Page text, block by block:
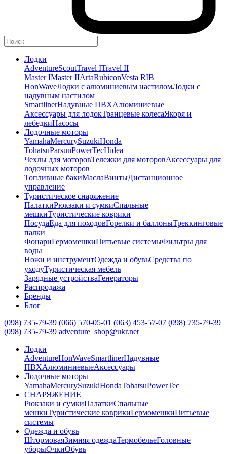
Лодки
AdventureScoutTravel ITravel II
Master IMaster IIArtaRubiconVesta RIB
HonWaveЛодки с алюминиевым настиломЛодки с
надувным настилом
SmartlinerНадувные ПВХАлюминиевые
Аксессуары для лодокТранцевые колесаЯкоря и
лебедкиНасосы
Лодочные моторы
YamahaMercurySuzukiHonda
TohatsuParsunPowerTecHidea
Чехлы для моторовТележки для моторовАксессуары для
лодочных моторов
Топливные бакиМаслаВинтыДистанционное
управление
Туристическое снаряжение
ПалаткиРюкзаки и сумкиСпальные
мешкиТуристические коврики
ПосудаЕда для походовГорелки и баллоныТреккинговые
палки
ФонариГермомешкиПитьевые системыФильтры для
воды
Ножи и инструментОдежда и обувьСредства по
уходуТуристическая мебель
Зарядные устройстваГенераторы
Распродажа
Бренды
Блог
(098) 735-79-39 (066) 570-05-01 (063) 453-57-07 (098) 735-79-39
(098) 735-79-39 adventure_shop@ukr.net
Лодки
AdventureHonWaveSmartlinerНадувные
ПВХАлюминиевыеАксессуары
Лодочные моторы
YamahaMercurySuzukiHondaTohatsuPowerTec
СНАРЯЖЕНИЕ
Рюкзаки и сумкиПалаткиСпальные
мешкиТуристические коврикиГермомешкиПитьевые
системы
Одежда и обувь
ШтормоваяЗимняя одеждаТермобельеГоловные
уборыОчкиОбувь